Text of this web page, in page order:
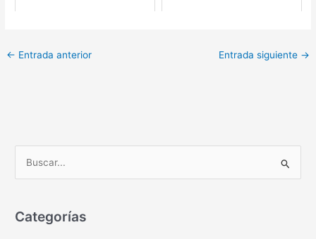
← Entrada anterior Entrada siguiente →
c
Categorías